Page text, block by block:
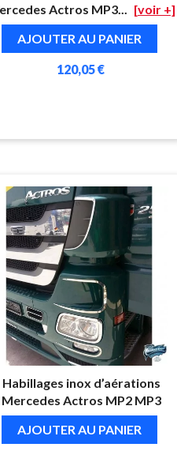
Actros MP3...
[voir +]
AJOUTER AU PANIER
120,05 €
Habillages inox d’aérations
Mercedes Actros MP2 MP3
AJOUTER AU PANIER